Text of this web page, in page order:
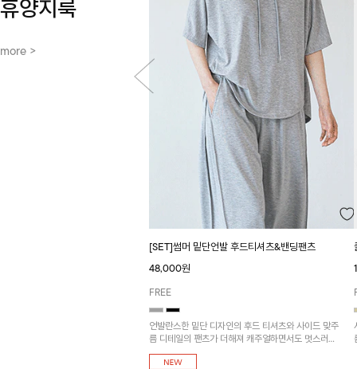
휴양지룩
more >
[SET]썸머 밑단언발 후드티셔츠&밴딩팬츠
48,000원
FREE
언발란스한 밑단 디자인의 후드 티셔츠와 사이드 맞주
름 디테일의 팬츠가 더해져 캐주얼하면서도 멋스러운
실루엣을 연출해 주는 아이템!